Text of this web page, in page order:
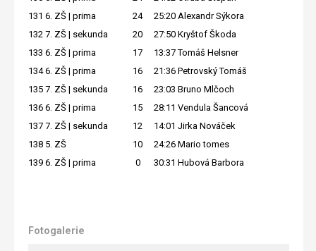
131 6. ZŠ | prima 24 25:20 Alexandr Sýkora
132 7. ZŠ | sekunda 20 27:50 Kryštof Škoda
133 6. ZŠ | prima 17 13:37 Tomáš Helsner
134 6. ZŠ | prima 16 21:36 Petrovský Tomáš
135 7. ZŠ | sekunda 16 23:03 Bruno Mlčoch
136 6. ZŠ | prima 15 28:11 Vendula Šancová
137 7. ZŠ | sekunda 12 14:01 Jirka Nováček
138 5. ZŠ 10 24:26 Mario tomes
139 6. ZŠ | prima 0 30:31 Hubová Barbora
Fotogalerie